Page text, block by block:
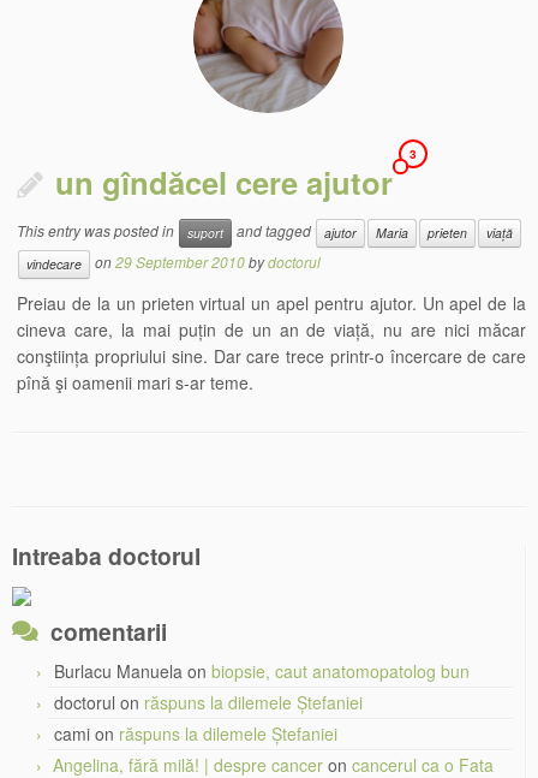
un gîndăcel cere ajutor
3
This entry was posted in suport and tagged ajutor Maria prieten
viață
vindecare
on29 September 2010bydoctorul
Preiau de la un prieten virtual un apel pentru ajutor. Un apel de la
cineva care, la mai puțin de un an de viață, nu are nici măcar
conştiința propriului sine. Dar care trece printr-o încercare de care
pînă şi oamenii mari s-ar teme.
Intreaba doctorul
comentarii
Burlacu Manuela on biopsie, caut anatomopatolog bun
doctorul on răspuns la dilemele Ștefaniei
cami on răspuns la dilemele Ștefaniei
Angelina, fără milă! | despre cancer on cancerul ca o Fata